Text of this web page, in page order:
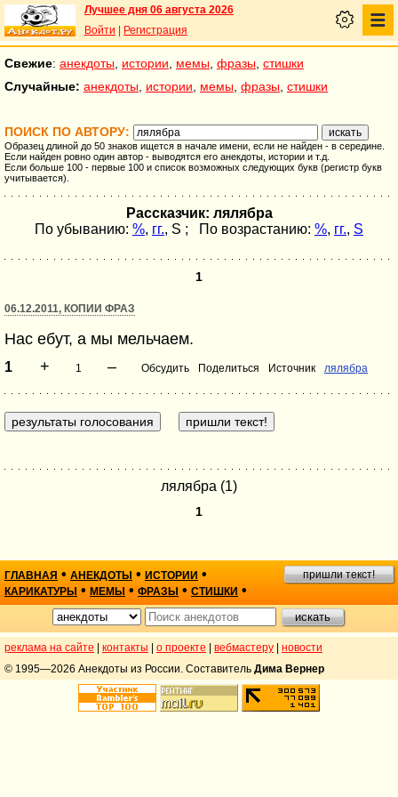
Лучшее дня 06 августа 2026
Войти
Регистрация
Свежие: анекдоты истории мемы фразы стишки
Случайные: анекдоты истории мемы фразы стишки
ПОИСК ПО АВТОРУ:
Образец длиной до 50 знаков ищется в начале имени, если не найден - в середине.
Если найден ровно один автор - выводятся его анекдоты, истории и т.д.
Если больше 100 - первые 100 и список возможных следующих букв (регистр букв
учитывается).
Рассказчик: лялябра
По убыванию: %, гг., S ; По возрастанию: %, гг., S
1
06.12.2011, КОПИИ ФРАЗ
Нас ебут, а мы мельчаем.
1 + 1 – Обсудить Поделиться Источник лялябра
лялябра (1)
1
ГЛАВНАЯ • АНЕКДОТЫ • ИСТОРИИ •
КАРИКАТУРЫ • МЕМЫ • ФРАЗЫ • СТИШКИ •
пришли текст!
реклама на сайте контакты о проекте вебмастеру
новости
© 1995—2026 Анекдоты из России. Составитель Дима Вернер